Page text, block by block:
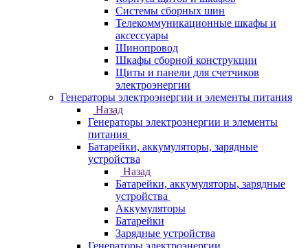
Системы сборных шин
Телекоммуникационные шкафы и
аксессуары
Шинопровод
Шкафы сборной конструкции
Щиты и панели для счетчиков
электроэнергии
Генераторы электроэнергии и элементы питания
Назад
Генераторы электроэнергии и элементы
питания
Батарейки, аккумуляторы, зарядные
устройства
Назад
Батарейки, аккумуляторы, зарядные
устройства
Аккумуляторы
Батарейки
Зарядные устройства
Генераторы электроэнергии